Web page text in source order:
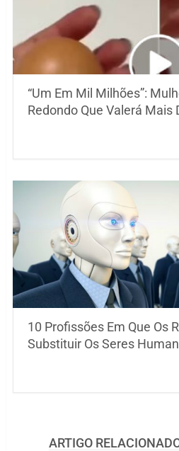
“Um Em Mil Milhões”:
Redondo Que Valerá Mais
10 Profissões Em Que Os
Substituir Os Seres
ARTIGO